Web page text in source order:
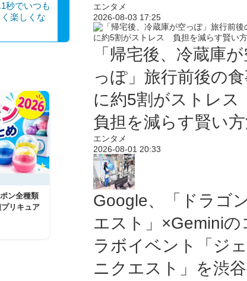
秒でいつも
楽しくな
ン全種類
リキュア
エンタメ
2026-08-03 17:25
「帰宅後、冷蔵庫
っぽ」旅行前後の
に約5割がストレス
負担を減らす賢い
エンタメ
2026-08-01 20:33
Google、「ドラゴ
エスト」×Geminiの
ラボイベント「ジェ
ニクエスト」を渋谷